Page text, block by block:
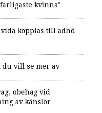
kvinna"
kopplas till adhd
du vill se mer av
obehag vid
av känslor